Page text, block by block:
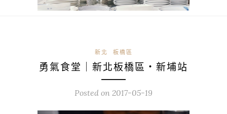
新北 板橋區
勇氣食堂｜新北板橋區・新埔站
Posted on 2017-05-19